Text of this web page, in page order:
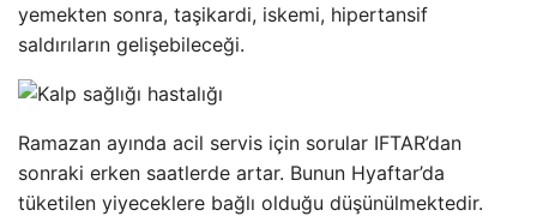
yemekten sonra, taşikardi, iskemi, hipertansif
saldırıların gelişebileceği.
Ramazan ayında acil servis için sorular IFTAR’dan
sonraki erken saatlerde artar. Bunun Hyaftar’da
tüketilen yiyeceklere bağlı olduğu düşünülmektedir.